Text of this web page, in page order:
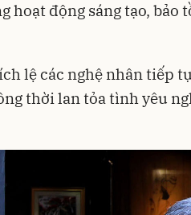
hoạt động sáng tạo, bảo
lệ các nghệ nhân tiếp
thời lan tỏa tình yêu